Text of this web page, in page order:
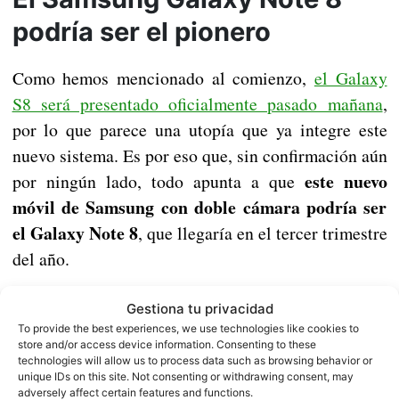
Gestiona tu privacidad
To provide the best experiences, we use technologies like cookies to
store and/or access device information. Consenting to these
technologies will allow us to process data such as browsing behavior or
unique IDs on this site. Not consenting or withdrawing consent, may
adversely affect certain features and functions.
podría ser el pionero
Como hemos mencionado al comienzo, el Galaxy
S8 será presentado oficialmente pasado mañana,
por lo que parece una utopía que ya integre este
nuevo sistema. Es por eso que, sin confirmación aún
por ningún lado, todo apunta a que este nuevo
móvil de Samsung con doble cámara podría ser
el Galaxy Note 8, que llegaría en el tercer trimestre
del año.
Ya solo queda esperar para confirmar que Samsung
se apunta a esta nueva tecnología, aunque parece
claro que así será, teniendo en cuenta cómo se
mueve el mercado estos últimos meses.